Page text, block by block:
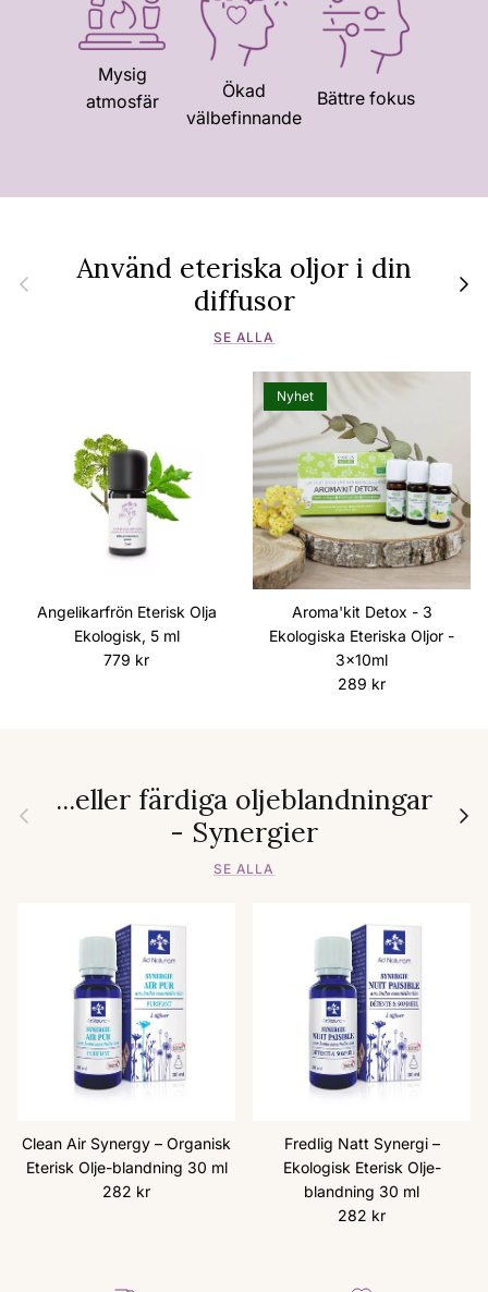
Mysig
atmosfär
Ökad
välbefinnande
Bättre fokus
FöregåendeAnvänd eteriska oljor i din
diffusor
Nästa
SE ALLA
Angelikarfrön Eterisk Olja
Ekologisk, 5 ml
Ordinarie pris
779 kr
Nyhet
Aroma'kit Detox - 3
Ekologiska Eteriska Oljor -
3x10ml
Ordinarie pris
289 kr
Föregående...eller färdiga oljeblandningar
- Synergier
Nästa
SE ALLA
Clean Air Synergy – Organisk
Eterisk Olje-blandning 30 ml
Ordinarie pris
282 kr
Fredlig Natt Synergi –
Ekologisk Eterisk Olje-
blandning 30 ml
Ordinarie pris
282 kr